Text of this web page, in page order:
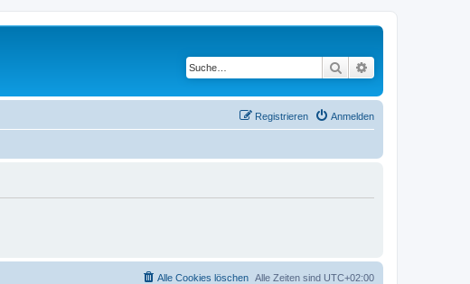
Suche
Anmelden
Registrieren
Alle Zeiten sind UTC+02:00
Alle Cookies löschen